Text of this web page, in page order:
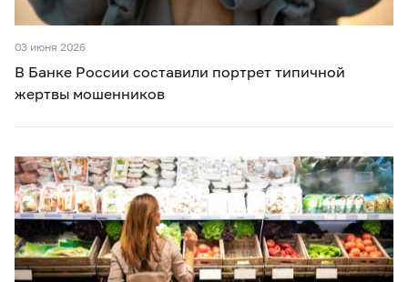
03 июня 2026
В Банке России составили портрет типичной
жертвы мошенников